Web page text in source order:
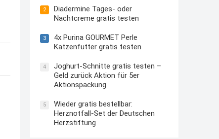
2
Diadermine Tages- oder
Nachtcreme gratis testen
3
4x Purina GOURMET Perle
Katzenfutter gratis testen
4
Joghurt-Schnitte gratis testen –
Geld zurück Aktion für 5er
Aktionspackung
5
Wieder gratis bestellbar:
Herznotfall-Set der Deutschen
Herzstiftung